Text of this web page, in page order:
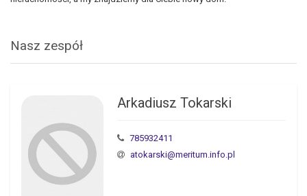
Nasz zespół
Arkadiusz Tokarski
785932411
atokarski@meritum.info.pl